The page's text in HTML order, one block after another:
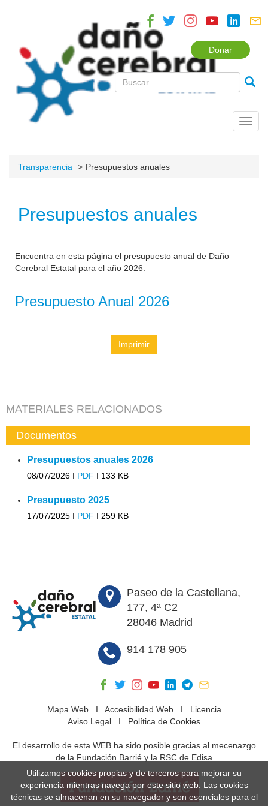
Donar
Transparencia Presupuestos anuales
Presupuestos anuales
Encuentra en esta página el presupuesto anual de Daño
Cerebral Estatal para el año 2026.
Presupuesto Anual 2026
Imprimir
MATERIALES RELACIONADOS
Documentos
Presupuestos anuales 2026
08/07/2026 I PDF I 133 KB
Presupuesto 2025
17/07/2025 I PDF I 259 KB
Paseo de la Castellana,
177, 4ª C2
28046 Madrid
914 178 905
Mapa WebI Accesibilidad WebI Licencia
Aviso Legal I Política de Cookies
El desarrollo de esta WEB ha sido posible gracias al mecenazgo
de la Fundación Barrié y la RSC de Edisa
Utilizamos cookies propias y de terceros para mejorar su
experiencia mientras navega por este sitio web. Las cookies
técnicas se almacenan en su navegador y son esenciales para el